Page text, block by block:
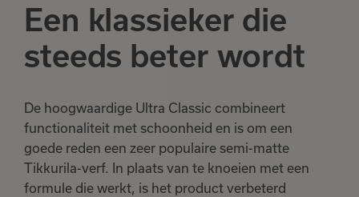
Een klassieker die
steeds beter wordt
De hoogwaardige Ultra Classic combineert
functionaliteit met schoonheid en is om een ​​
goede reden een zeer populaire semi-matte
Tikkurila-verf. In plaats van te knoeien met een
formule die werkt, is het product verbeterd